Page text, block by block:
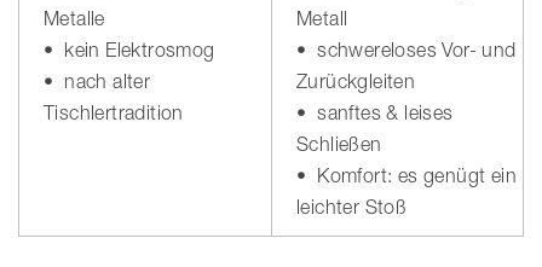
Metalle
• kein Elektrosmog
• nach alter
Tischlertradition
Metall
• schwereloses Vor- und
Zurückgleiten
• sanftes & leises
Schließen
• Komfort: es genügt ein
leichter Stoß